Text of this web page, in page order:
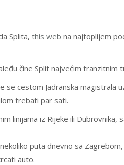
Splita, this web na najtoplijem
čine Split najvećim
se cestom Jadranska magistrala
trebati par sati.
linijama iz Rijeke ili
puta dnevno sa
auto.